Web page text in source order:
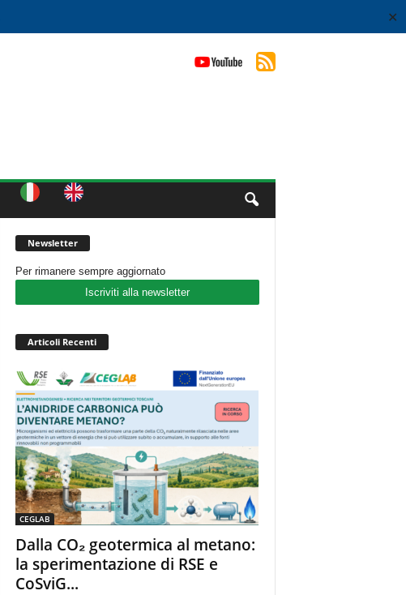
✕
Newsletter
Per rimanere sempre aggiornato
Iscriviti alla newsletter
Articoli Recenti
CEGLAB
Dalla CO₂ geotermica al metano:
la sperimentazione di RSE e
CoSviG...